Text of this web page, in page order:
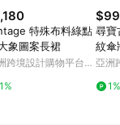
有時間差，
銷售網
請務必於訂單
(含)以上進
定商品使
與使用條件
特殊布料綠點
象圖案長裙
跨境設計購物平台
1%
尋寶
紋傘
衣
亞洲
1%